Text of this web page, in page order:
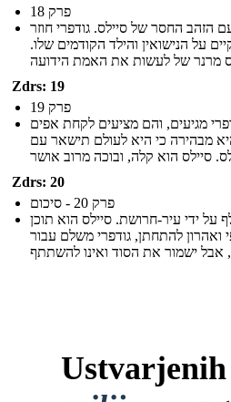
פרק 18
החסר של סיילס. גודפרי חוזר
על הנישואין והילד הקודמים שלו.
Zdrs: 19
פרק 19
מגיעים, והם מציעים לקחת אפים
מבהירה כי היא לעולם תישאר עם
Zdrs: 20
פרק 20 - סיכום
ידי עיר-חרושת. סיילס הוא תוכן
ואהרון להתחתן, גודפרי משלם עבור